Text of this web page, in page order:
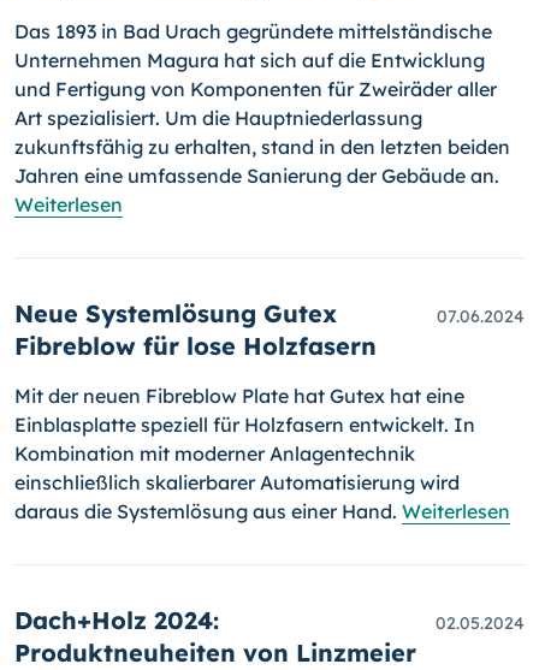
Das 1893 in Bad Urach gegründete mittelständische
Unternehmen Magura hat sich auf die Entwicklung
und Fertigung von Komponenten für Zweiräder aller
Art spezialisiert. Um die Hauptniederlassung
zukunftsfähig zu erhalten, stand in den letzten beiden
Jahren eine umfassende Sanierung der Gebäude an.
Weiterlesen
Neue Systemlösung Gutex
Fibreblow für lose Holzfasern
07.06.2024
Mit der neuen Fibreblow Plate hat Gutex hat eine
Einblasplatte speziell für Holzfasern entwickelt. In
Kombination mit moderner Anlagentechnik
einschließlich skalierbarer Automatisierung wird
daraus die Systemlösung aus einer Hand. Weiterlesen
Dach+Holz 2024:
Produktneuheiten von Linzmeier
02.05.2024